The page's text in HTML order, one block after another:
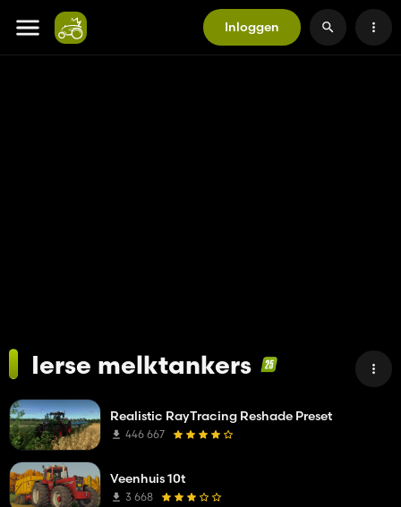
Inloggen
Ierse melktankers
Realistic RayTracing Reshade Preset
446 667
Veenhuis 10t
3 668